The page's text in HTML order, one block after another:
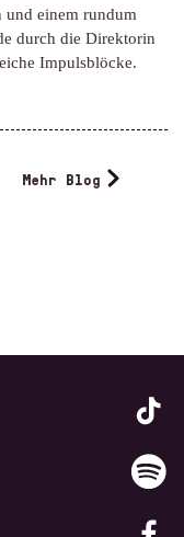
und einem rundum
durch die Direktorin
Impulsblöcke.
Mehr Blog